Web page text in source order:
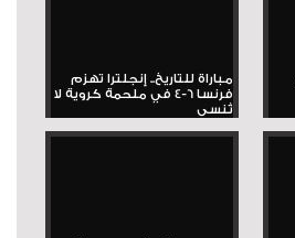
مباراة للتاريخ.. إنجلترا تهزم
فرنسا 6-4 في ملحمة كروية لا
تُنسى